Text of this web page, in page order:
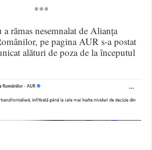
***
rămas nesemnalat de Alianța
pe pagina AUR s-a postat
alături de poza de la începutul